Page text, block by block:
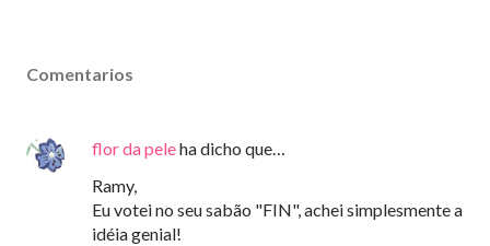
Comentarios
flor da peleha dicho que…
Ramy,
Eu votei no seu sabão "FIN", achei simplesmente a
idéia genial!